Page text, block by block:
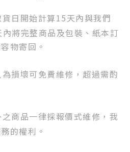
日開始計算15天內與我們
將完整商品及包裝、紙本訂
物寄回。
損壞可免費維修，超過需酌
商品一律採報價式維修，我
的權利。